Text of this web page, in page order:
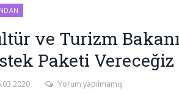
ve Turizm
Paketi Vereceğiz
Yorum yapılmamış